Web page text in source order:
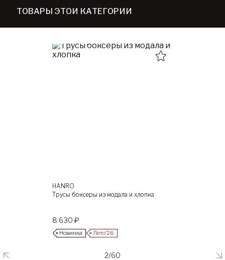
ТОВАРЫ ЭТОЙ КАТЕГОРИИ
HANRO
Трусы боксеры из модала и хлопка
8 630 ₽
Новинка Лето’26
2/60